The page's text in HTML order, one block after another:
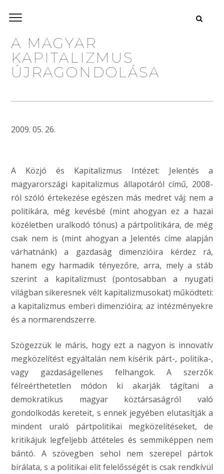
A MAGYAR
KAPITALIZMUS
ÚJRAGONDOLÁSA
2009. 05. 26.
A Közjó és Kapitalizmus Intézet: Jelentés a
magyarországi kapitalizmus állapotáról című, 2008-
ról szóló értekezése egészen más medret váj: nem a
politikára, még kevésbé (mint ahogyan ez a hazai
közéletben uralkodó tónus) a pártpolitikára, de még
csak nem is (mint ahogyan a Jelentés címe alapján
várhatnánk) a gazdaság dimenzióira kérdez rá,
hanem egy harmadik tényezőre, arra, mely a stáb
szerint a kapitalizmust (pontosabban a nyugati
világban sikeresnek vélt kapitalizmusokat) működteti:
a kapitalizmus emberi dimenzióira; az intézményekre
és a normarendszerre.
Szögezzük le máris, hogy ezt a nagyon is innovatív
megközelítést egyáltalán nem kísérik párt-, politika-,
vagy gazdaságellenes felhangok. A szerzők
félreérthetetlen módon ki akarják tágítani a
demokratikus magyar köztársaságról való
gondolkodás kereteit, s ennek jegyében elutasítják a
mindent uraló pártpolitikai megközelítéseket, de
kritikájuk legfeljebb áttételes és semmiképpen nem
bántó. A szövegben sehol nem szerepel pártok
bírálata, s a politikai elit felelősségét is csak rendkívül